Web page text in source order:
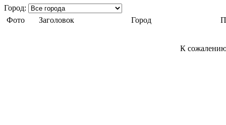
Город:
Фото
Заголовок Город
К